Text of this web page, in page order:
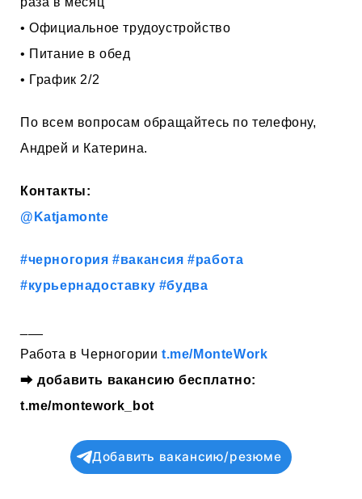
• Официальное трудоустройство
• Питание в обед
• График 2/2
По всем вопросам обращайтесь по телефону,
Андрей и Катерина.
Контакты:
@Katjamonte
#черногория #вакансия #работа
#курьернадоставку #будва
Работа в Черногории t.me/MonteWork
⮕добавить вакансию бесплатно:
t.me/montework_bot
Добавить вакансию/резюме